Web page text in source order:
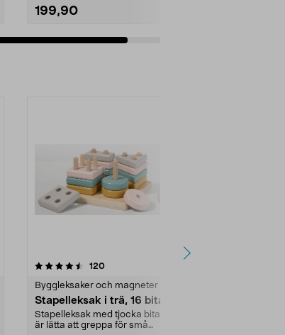
199,90
120recensioner
Byggleksaker och magneter
Stapelleksak i trä, 16 bitar
Stapelleksak med tjocka bitar som
är lätta att greppa för små
4.5 av 5 stjärnor